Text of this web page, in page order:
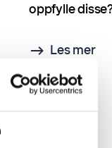
oppfylle
Les mer